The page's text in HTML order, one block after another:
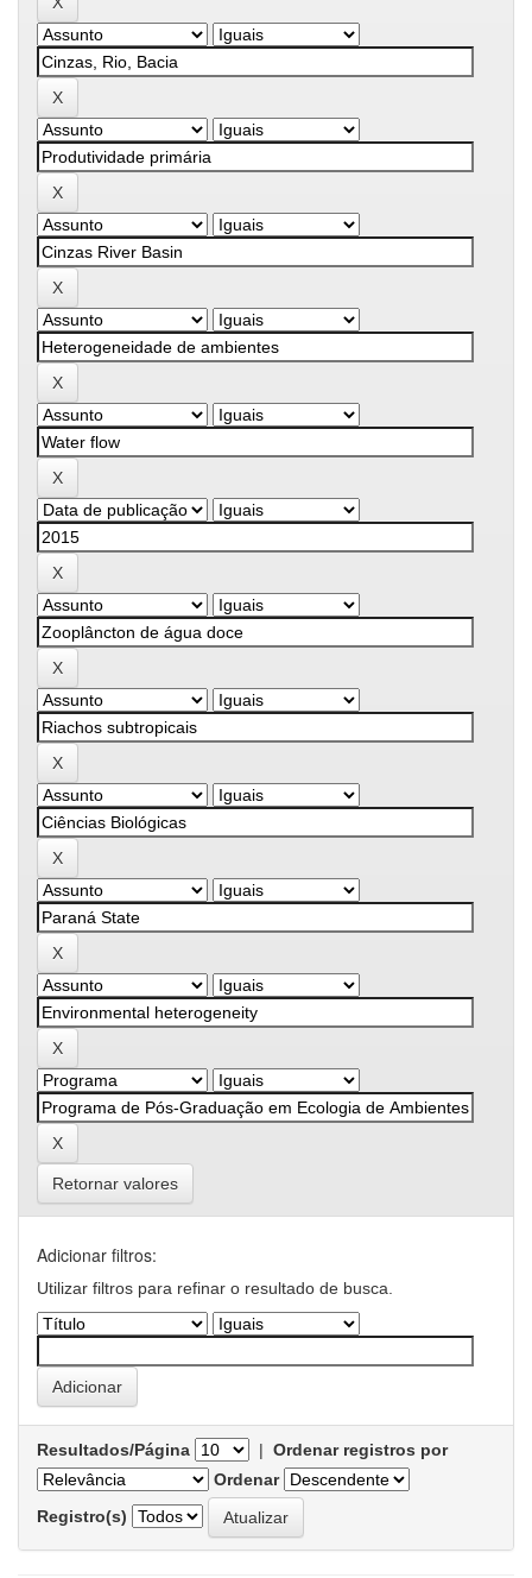
Retornar valores
Adicionar filtros:
Utilizar filtros para refinar o resultado de busca.
Resultados/Página | Ordenar registros por
Ordenar
Registro(s)